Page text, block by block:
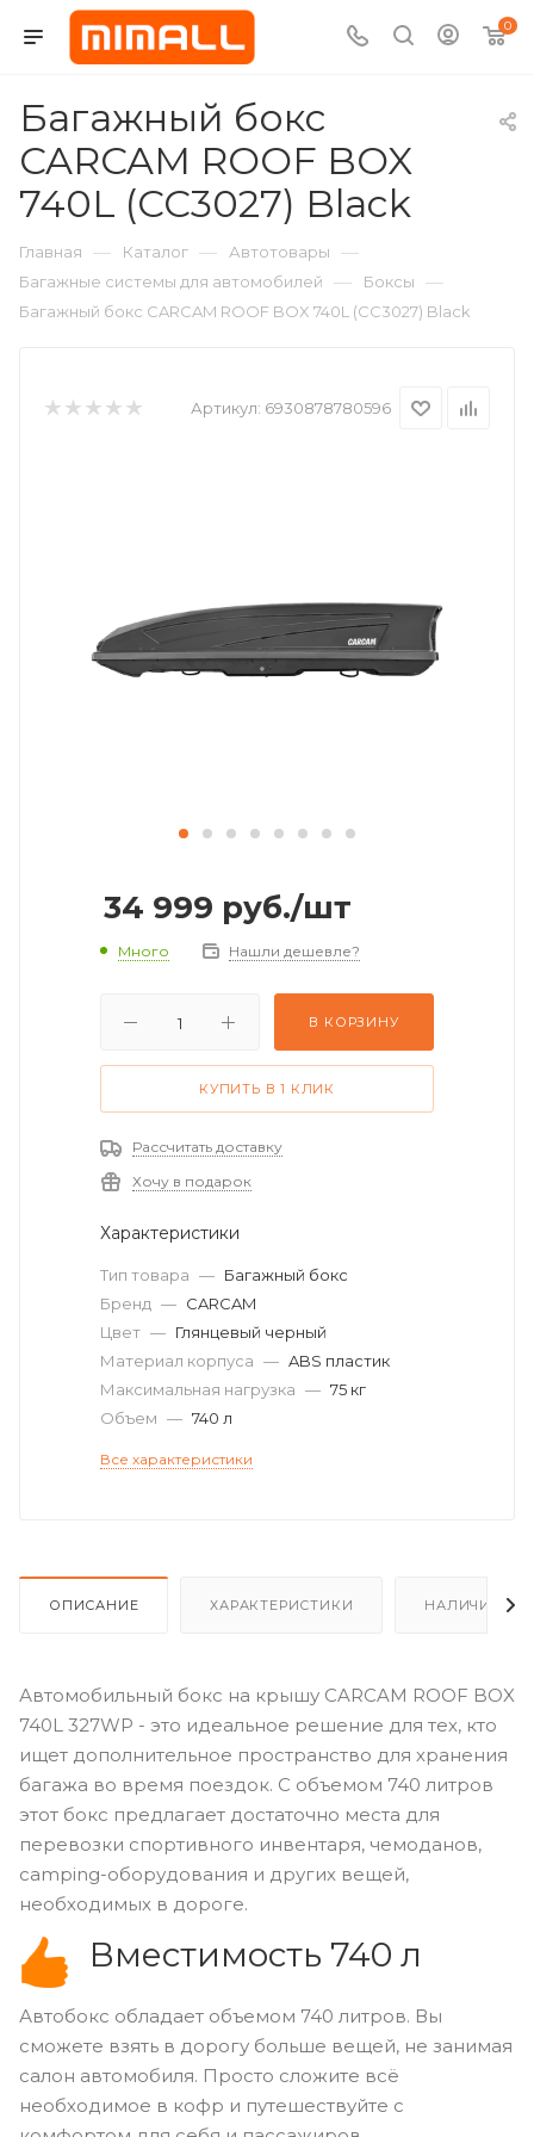
0
Багажный бокс
CARCAM ROOF BOX
740L (CC3027) Black
Главная — Каталог — Автотовары —
Багажные системы для автомобилей — Боксы —
Багажный бокс CARCAM ROOF BOX 740L (CC3027) Black
Артикул: 6930878780596
34 999 руб./шт
Много Нашли дешевле?
В КОРЗИНУ
КУПИТЬ В 1 КЛИК
Рассчитать доставку
Хочу в подарок
Характеристики
Тип товара — Багажный бокс
Бренд — CARCAM
Цвет — Глянцевый черный
Материал корпуса — ABS пластик
Максимальная нагрузка — 75 кг
Объем — 740 л
Все характеристики
ОПИСАНИЕ ХАРАКТЕРИСТИКИ НАЛИЧИЕ
Автомобильный бокс на крышу CARCAM ROOF BOX
740L 327WP - это идеальное решение для тех, кто
ищет дополнительное пространство для хранения
багажа во время поездок. С объемом 740 литров
этот бокс предлагает достаточно места для
перевозки спортивного инвентаря, чемоданов,
camping-оборудования и других вещей,
необходимых в дороге.
Вместимость 740 л
Автобокс обладает объемом 740 литров. Вы
сможете взять в дорогу больше вещей, не занимая
салон автомобиля. Просто сложите всё
необходимое в кофр и путешествуйте с